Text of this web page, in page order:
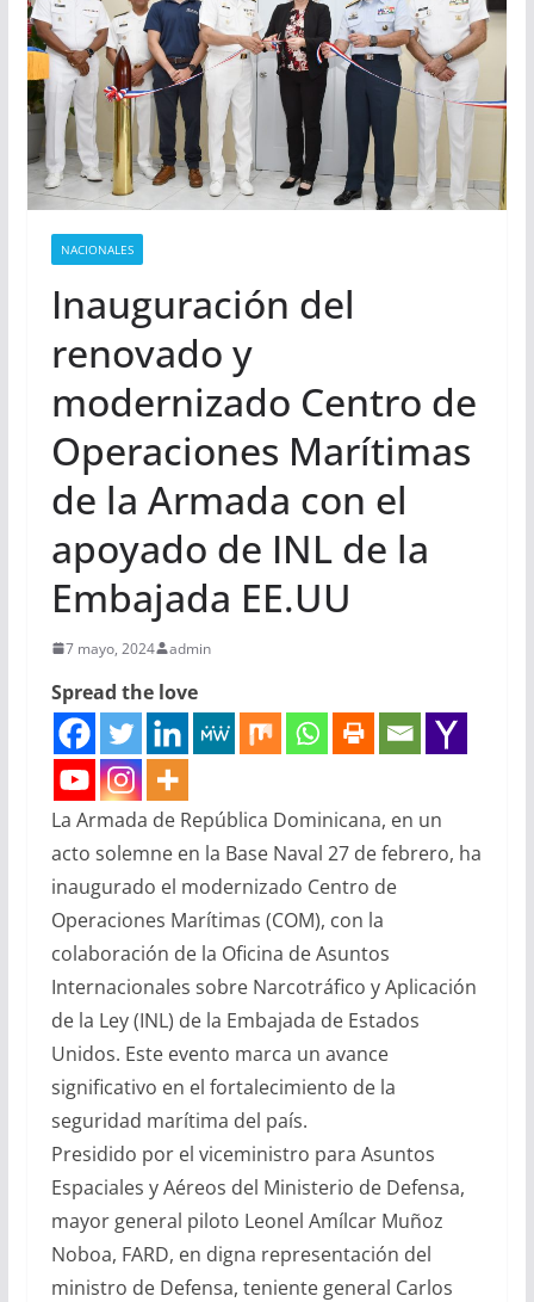
NACIONALES
Inauguración del
renovado y
modernizado Centro de
Operaciones Marítimas
de la Armada con el
apoyado de INL de la
Embajada EE.UU
7 mayo, 2024 admin
Spread the love
La Armada de República Dominicana, en un
acto solemne en la Base Naval 27 de febrero, ha
inaugurado el modernizado Centro de
Operaciones Marítimas (COM), con la
colaboración de la Oficina de Asuntos
Internacionales sobre Narcotráfico y Aplicación
de la Ley (INL) de la Embajada de Estados
Unidos. Este evento marca un avance
significativo en el fortalecimiento de la
seguridad marítima del país.
Presidido por el viceministro para Asuntos
Espaciales y Aéreos del Ministerio de Defensa,
mayor general piloto Leonel Amílcar Muñoz
Noboa, FARD, en digna representación del
ministro de Defensa, teniente general Carlos